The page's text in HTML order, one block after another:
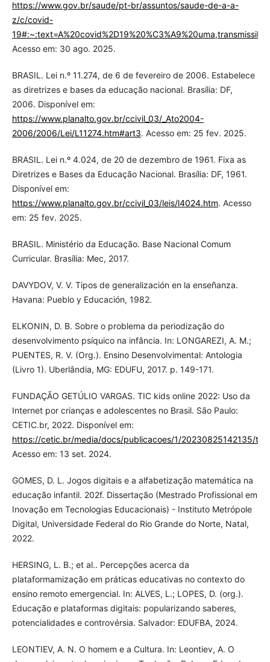
https://www.gov.br/saude/pt-br/assuntos/saude-de-a-a-
z/c/covid-
Acesso em: 30 ago. 2025.
BRASIL. Lei n.º 11.274, de 6 de fevereiro de 2006. Estabelece
as diretrizes e bases da educação nacional. Brasília: DF,
2006. Disponível em:
https://www.planalto.gov.br/ccivil_03/_Ato2004-
2006/2006/Lei/L11274.htm#art3. Acesso em: 25 fev. 2025.
BRASIL. Lei n.º 4.024, de 20 de dezembro de 1961. Fixa as
Diretrizes e Bases da Educação Nacional. Brasília: DF, 1961.
Disponível em:
https://www.planalto.gov.br/ccivil_03/leis/l4024.htm. Acesso
em: 25 fev. 2025.
BRASIL. Ministério da Educação. Base Nacional Comum
Curricular. Brasília: Mec, 2017.
DAVYDOV, V. V. Tipos de generalización en la enseñanza.
Havana: Pueblo y Educación, 1982.
ELKONIN, D. B. Sobre o problema da periodização do
desenvolvimento psíquico na infância. In: LONGAREZI, A. M.;
PUENTES, R. V. (Org.). Ensino Desenvolvimental: Antologia
(Livro 1). Uberlândia, MG: EDUFU, 2017. p. 149-171.
FUNDAÇÃO GETÚLIO VARGAS. TIC kids online 2022: Uso da
Internet por crianças e adolescentes no Brasil. São Paulo:
CETIC.br, 2022. Disponível em:
https://cetic.br/media/docs/publicacoes/1/20230825142135/
Acesso em: 13 set. 2024.
GOMES, D. L. Jogos digitais e a alfabetização matemática na
educação infantil. 202f. Dissertação (Mestrado Profissional em
Inovação em Tecnologias Educacionais) - Instituto Metrópole
Digital, Universidade Federal do Rio Grande do Norte, Natal,
2022.
HERSING, L. B.; et al.. Percepções acerca da
plataformamização em práticas educativas no contexto do
ensino remoto emergencial. In: ALVES, L.; LOPES, D. (org.).
Educação e plataformas digitais: popularizando saberes,
potencialidades e controvérsia. Salvador: EDUFBA, 2024.
LEONTIEV, A. N. O homem e a Cultura. In: Leontiev, A. O